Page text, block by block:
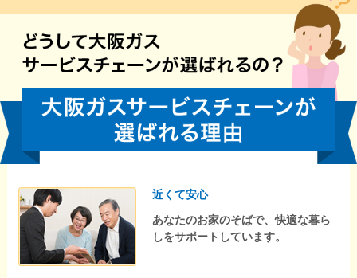
近くて安心
あなたのお家のそばで、快適な暮ら
しをサポートしています。